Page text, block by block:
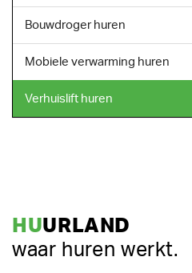
Bouwdroger huren
Mobiele verwarming huren
Verhuislift huren
HUURLAND
waar huren werkt.